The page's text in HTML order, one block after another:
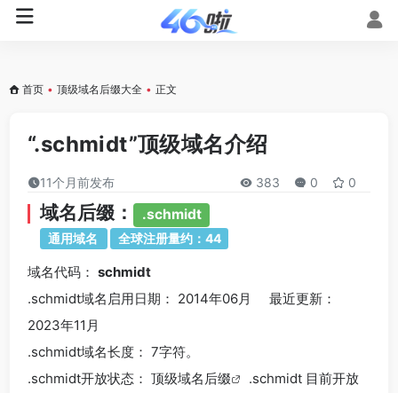
首页 • 顶级域名后缀大全 • 正文
“.schmidt”顶级域名介绍
11个月前发布 383 0 0
域名后缀： .schmidt
通用域名 全球注册量约：44
域名代码： schmidt
.schmidt域名 启用日期： 2014年06月 最近更新：
2023年11月
.schmidt域名长度： 7字符。
.schmidt开放状态： 顶级域名后缀
.schmidt 目前开放